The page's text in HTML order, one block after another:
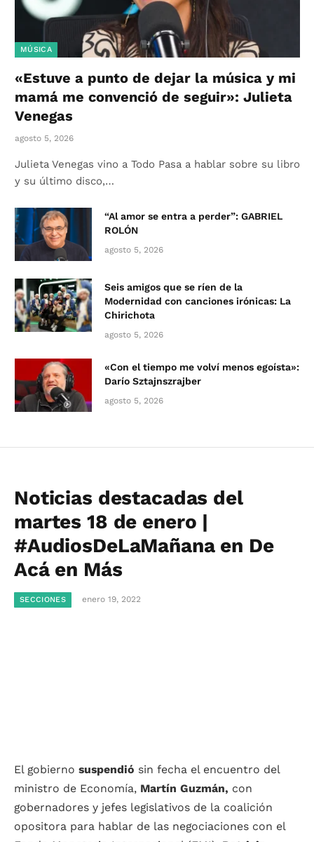
MÚSICA
«Estuve a punto de dejar la música y mi
mamá me convenció de seguir»: Julieta
Venegas
agosto 5, 2026
Julieta Venegas vino a Todo Pasa a hablar sobre su libro
y su último disco,…
“Al amor se entra a perder”: GABRIEL
ROLÓN
agosto 5, 2026
Seis amigos que se ríen de la
Modernidad con canciones irónicas: La
Chirichota
agosto 5, 2026
«Con el tiempo me volví menos egoísta»:
Darío Sztajnszrajber
agosto 5, 2026
Noticias destacadas del
martes 18 de enero |
#AudiosDeLaMañana en De
Acá en Más
SECCIONES enero 19, 2022
El gobierno suspendió sin fecha el encuentro del
ministro de Economía, Martín Guzmán, con
gobernadores y jefes legislativos de la coalición
opositora para hablar de las negociaciones con el